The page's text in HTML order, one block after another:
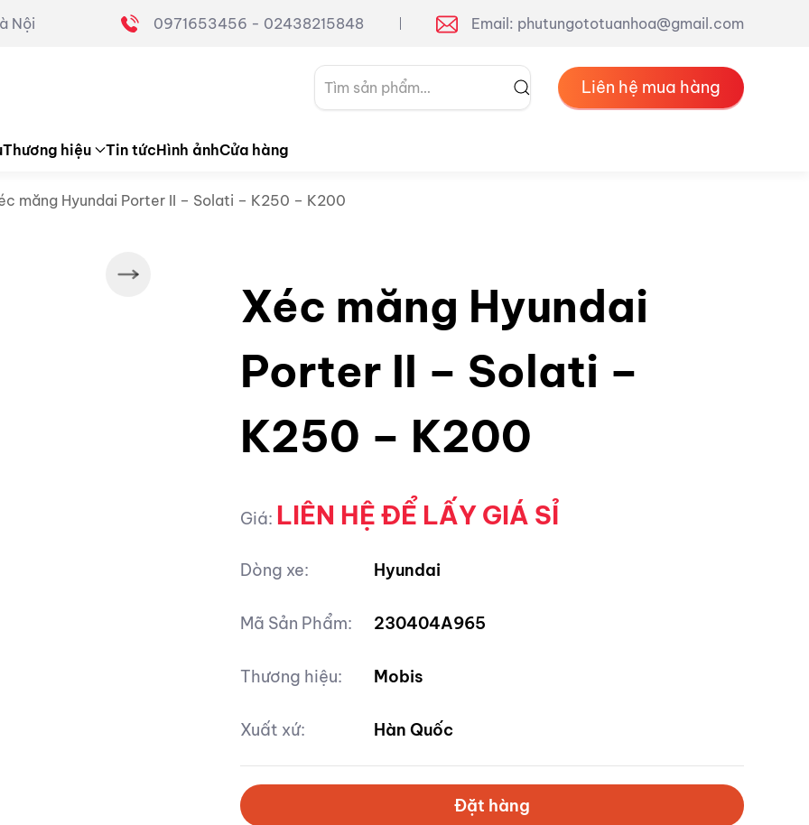
Nội 0971653456 - 02438215848 Email: phutungototuanhoa@gmail.com
Tìm
kiếm:
Liên hệ mua hàng
Thương hiệu Tin tứcHình ảnhCửa hàng
măng Hyundai Porter II – Solati – K250 – K200
Xéc măng Hyundai
Porter II – Solati –
K250 – K200
Giá: LIÊN HỆ ĐỂ LẤY GIÁ SỈ
Dòng xe: Hyundai
Mã Sản Phẩm: 230404A965
Thương hiệu: Mobis
Xuất xứ: Hàn Quốc
Đặt hàng